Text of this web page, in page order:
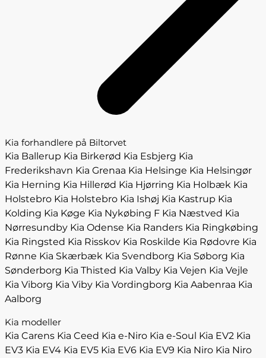
Kia forhandlere på Biltorvet
Kia Ballerup Kia Birkerød Kia Esbjerg Kia
Frederikshavn Kia Grenaa Kia Helsinge Kia Helsingør
Kia Herning Kia Hillerød Kia Hjørring Kia Holbæk Kia
Holstebro Kia Holstebro Kia Ishøj Kia Kastrup Kia
Kolding Kia Køge Kia Nykøbing F Kia Næstved Kia
Nørresundby Kia Odense Kia Randers Kia Ringkøbing
Kia Ringsted Kia Risskov Kia Roskilde Kia Rødovre Kia
Rønne Kia Skærbæk Kia Svendborg Kia Søborg Kia
Sønderborg Kia Thisted Kia Valby Kia Vejen Kia Vejle
Kia Viborg Kia Viby Kia Vordingborg Kia Aabenraa Kia
Aalborg
Kia modeller
Kia Carens Kia Ceed Kia e-Niro Kia e-Soul Kia EV2 Kia
EV3 Kia EV4 Kia EV5 Kia EV6 Kia EV9 Kia Niro Kia Niro